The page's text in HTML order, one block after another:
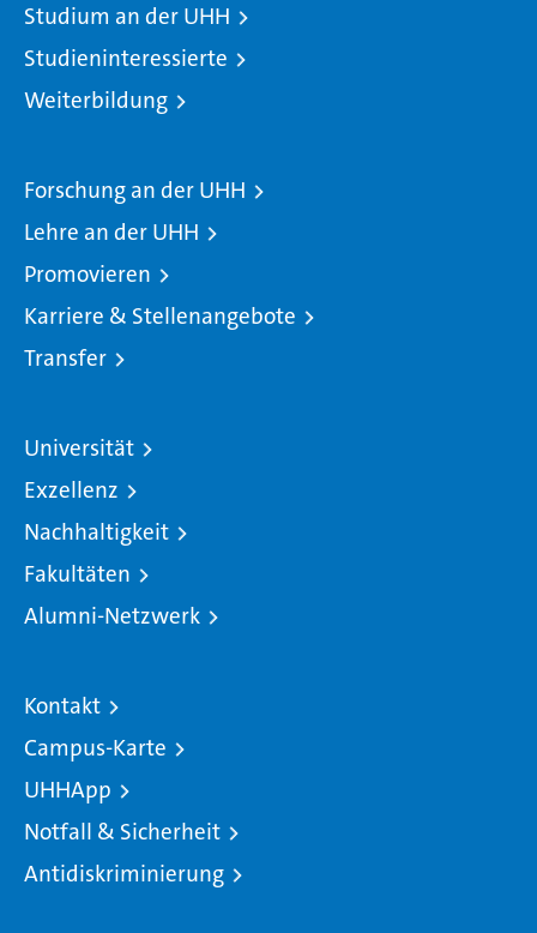
Studium an der UHH
Studieninteressierte
Weiterbildung
Forschung an der UHH
Lehre an der UHH
Promovieren
Karriere & Stellenangebote
Transfer
Universität
Exzellenz
Nachhaltigkeit
Fakultäten
Alumni-Netzwerk
Kontakt
Campus-Karte
UHHApp
Notfall & Sicherheit
Antidiskriminierung